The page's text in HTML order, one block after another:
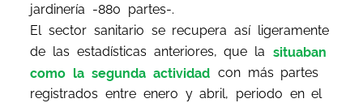
jardinería -880 partes-.
El sector sanitario se recupera así ligeramente
de las estadísticas anteriores, que la situaban
como la segunda actividad con más partes
registrados entre enero y abril, periodo en el